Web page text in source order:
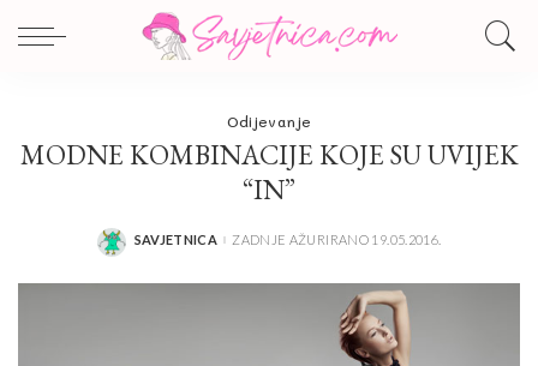
Odijevanje
MODNE KOMBINACIJE KOJE SU UVIJEK
“IN”
POSTED
SAVJETNICA ZADNJE AŽURIRANO 19.05.2016.